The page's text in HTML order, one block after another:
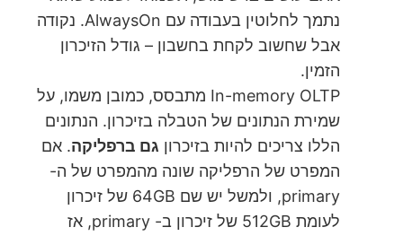
נתמך לחלוטין בעבודה עם AlwaysOn. נקודה
אבל שחשוב לקחת בחשבון – גודל הזיכרון
הזמין.
In-memory OLTP מתבסס, כמובן משמו, על
שמירת הנתונים של הטבלה בזיכרון. הנתונים
הללו צריכים להיות בזיכרון גם ברפליקה. אם
המפרט של הרפליקה שונה מהמפרט של ה-
primary, ולמשל יש שם 64GB של זיכרון
לעומת 512GB של זיכרון ב- primary, אז